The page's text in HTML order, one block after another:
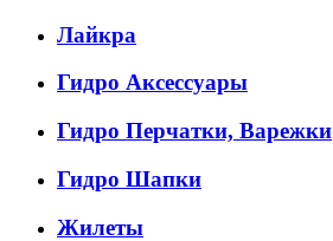
Лайкра
Гидро Аксессуары
Гидро Перчатки, Варежки
Гидро Шапки
Жилеты